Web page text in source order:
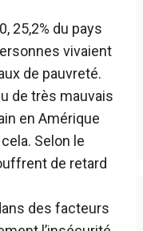
25,2% du pays
vivaient
de pauvreté.
de très mauvais
en Amérique
Selon le
de retard
des facteurs